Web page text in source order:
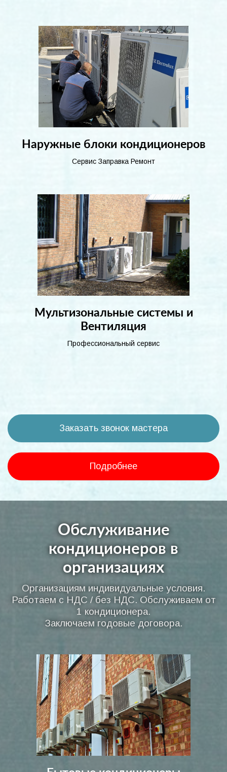
Наружные блоки кондиционеров
Сервис Заправка Ремонт
Мультизональные системы и
Вентиляция
Профессиональный сервис
Заказать звонок мастера
Подробнее
Обслуживание
кондиционеров в
организациях
Организациям индивидуальные условия.
Работаем с НДС / без НДС. Обслуживаем от
1 кондиционера.
Заключаем годовые договора.